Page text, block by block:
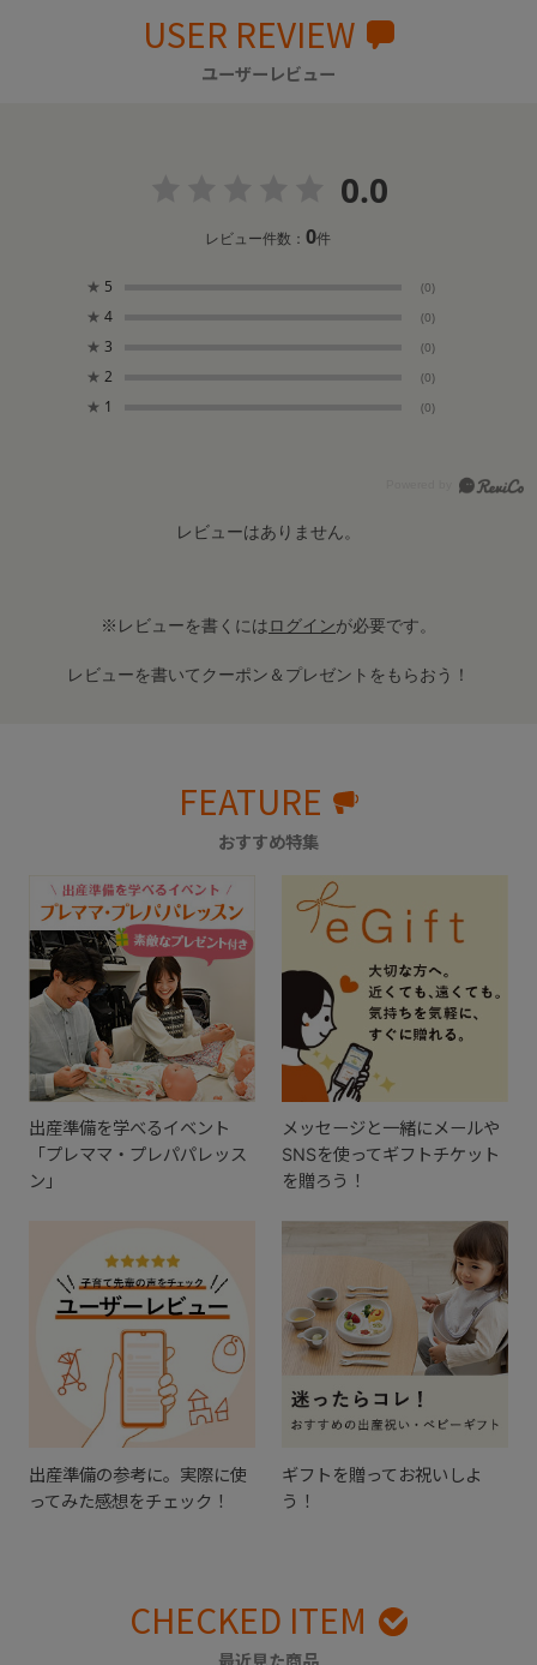
USER REVIEW
ユーザーレビュー
0.0
レビュー件数：0件
★ 5 (0)
★ 4 (0)
★ 3 (0)
★ 2 (0)
★ 1 (0)
レビューはありません。
※レビューを書くにはログインが必要です。
レビューを書いてクーポン＆プレゼントをもらおう！
FEATURE
おすすめ特集
出産準備を学べるイベント
「プレママ・プレパパレッス
ン」
メッセージと一緒にメールや
SNSを使ってギフトチケット
を贈ろう！
出産準備の参考に。実際に使
ってみた感想をチェック！
ギフトを贈ってお祝いしよ
う！
CHECKED ITEM
最近見た商品